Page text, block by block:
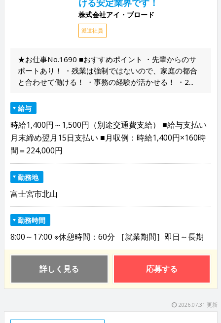
ける安定業界です！
株式会社アイ・ブロード
派遣社員
★お仕事No.1690 ■おすすめポイント ・先輩からのサ
ポートあり！ ・残業は強制ではないので、家庭の都合
と合わせて働ける！ ・事務の経験が活かせる！ ・2...
給与
時給1,400円～1,500円（別途交通費支給） ■給与支払い
月末締め翌月15日支払い ■月収例：時給1,400円×160時
間＝224,000円
勤務地
富士宮市北山
勤務時間
8:00～17:00 ※休憩時間：60分 ［就業期間］即日～長期
詳しく見る 応募する
2026.07.31 更新